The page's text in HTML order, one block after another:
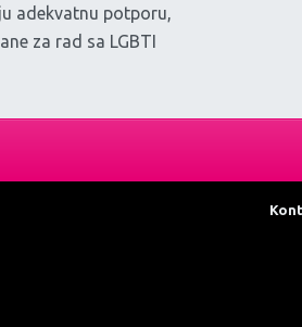
adekvatnu potporu,
za rad sa LGBTI